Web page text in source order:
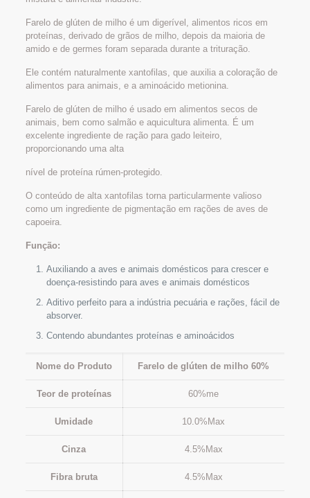
Farelo de glúten de milho é um digerível, alimentos ricos em
proteínas, derivado de grãos de milho, depois da maioria de
amido e de germes foram separada durante a trituração.
Ele contém naturalmente xantofilas, que auxilia a coloração de
alimentos para animais, e a aminoácido metionina.
Farelo de glúten de milho é usado em alimentos secos de
animais, bem como salmão e aquicultura alimenta. É um
excelente ingrediente de ração para gado leiteiro,
proporcionando uma alta
nível de proteína rúmen-protegido.
O conteúdo de alta xantofilas torna particularmente valioso
como um ingrediente de pigmentação em rações de aves de
capoeira.
Função:
Auxiliando a aves e animais domésticos para crescer e
doença-resistindo para aves e animais domésticos
Aditivo perfeito para a indústria pecuária e rações, fácil de
absorver.
Contendo abundantes proteínas e aminoácidos
Nome do Produto Farelo de glúten de milho 60%
Teor de proteínas 60%me
Umidade 10.0%Max
Cinza 4.5%Max
Fibra bruta 4.5%Max